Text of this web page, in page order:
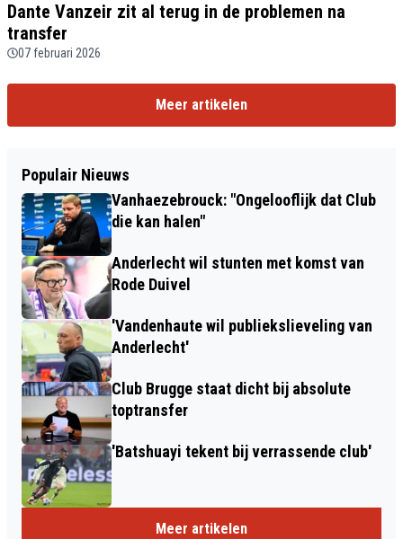
Dante Vanzeir zit al terug in de problemen na
transfer
07 februari 2026
Meer artikelen
Populair Nieuws
Vanhaezebrouck: "Ongelooflijk dat Club
die kan halen"
Anderlecht wil stunten met komst van
Rode Duivel
'Vandenhaute wil publiekslieveling van
Anderlecht'
Club Brugge staat dicht bij absolute
toptransfer
'Batshuayi tekent bij verrassende club'
Meer artikelen